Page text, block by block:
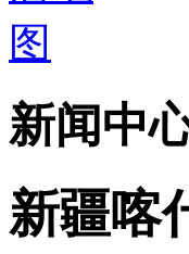
新闻中
新疆喀